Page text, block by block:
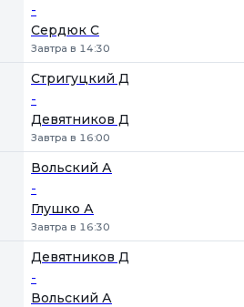
-
Сердюк С
Завтра в 14:30
Стригуцкий Д
-
Девятников Д
Завтра в 16:00
Вольский А
-
Глушко А
Завтра в 16:30
Девятников Д
-
Вольский А